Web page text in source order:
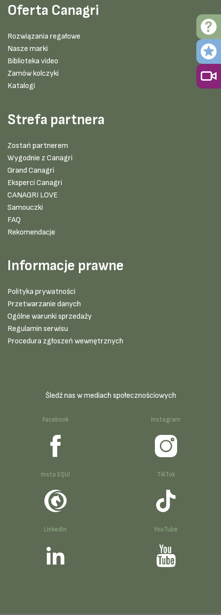
Oferta Canagri
Rozwiązania regałowe
Nasze marki
Biblioteka video
Zamów kolczyki
Katalogi
Strefa partnera
Zostań partnerem
Wygodnie z Canagri
Grand Canagri
Eksperci Canagri
CANAGRI LOVE
Samouczki
FAQ
Rekomendacje
Informacje prawne
Polityka prywatności
Przetwarzanie danych
Ogólne warunki sprzedaży
Regulamin serwisu
Procedura zgłoszeń wewnętrznych
Śledź nas w mediach społecznościowych
Facebook Instagram
Insta EQUI TikTok
LinkedIn YouTube